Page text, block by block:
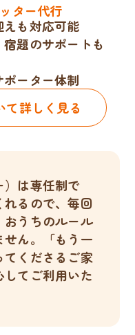
ター代行
も対応可能
題のサポートも
ーター体制
て詳しく見る
）は専任制で
るので、毎回
おうちのルール
ん。「もう一
くださるご家
てご利用いた